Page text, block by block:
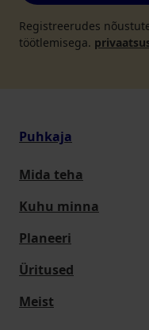
Registreerudes
töötlemisega.
Puhkaja
Mida teha
Kuhu minna
Planeeri
Üritused
Meist